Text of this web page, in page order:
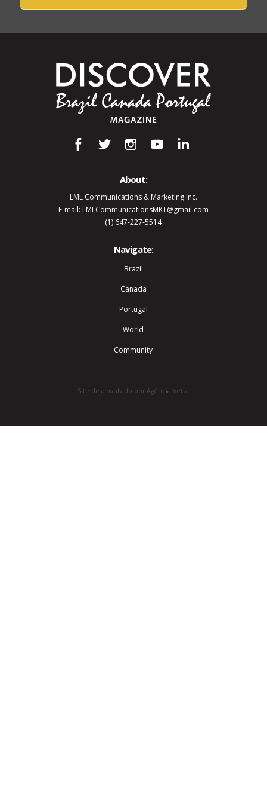
About:
LML Communications & Marketing Inc.
E-mail: LMLCommunicationsMKT@gmail.com
(1) 647-227-5514
Navigate:
Brazil
Canada
Portugal
World
Community
Site desenvolvido por Agência Vetta